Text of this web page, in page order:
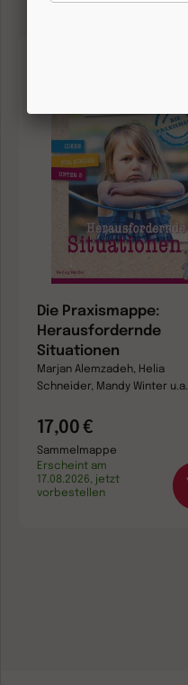
Die Praxismappe:
Herausfordernde
Situationen
Marjan Alemzadeh, Helia
Schneider, Mandy Winter u.a.
17,00 €
Sammelmappe
Erscheint am
17.08.2026, jetzt
vorbestellen